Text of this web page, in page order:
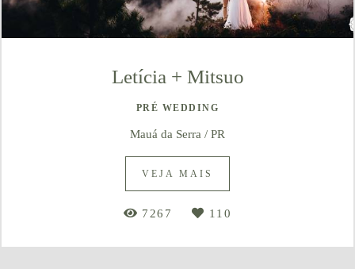
Letícia + Mitsuo
PRÉ WEDDING
Mauá da Serra / PR
VEJA MAIS
7267 110